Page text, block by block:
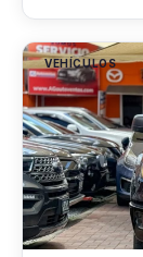
VEHÍCULOS